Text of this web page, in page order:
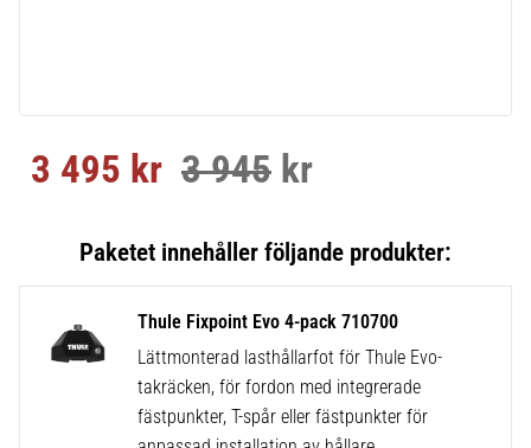
Nedsatt pris:
3 495 kr Ordinarie pris:
3 945 kr
Thule Fixpoint Evo 4-pack 710700
Lättmonterad lasthållarfot för Thule Evo-
takräcken, för fordon med integrerade
fästpunkter, T-spår eller fästpunkter för